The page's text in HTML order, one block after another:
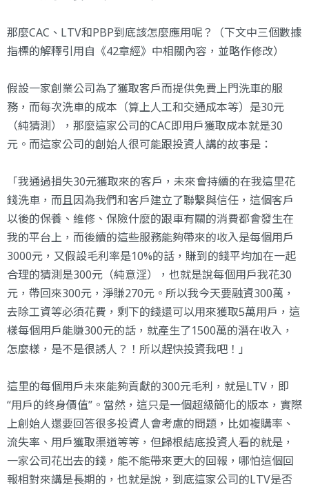
那麼CAC、LTV和PBP到底該怎麼應用呢？（下文中三個數據
指標的解釋引用自《42章經》中相關內容，並略作修改）
假設一家創業公司為了獲取客戶而提供免費上門洗車的服
務，而每次洗車的成本（算上人工和交通成本等）是30元
（純猜測），那麼這家公司的CAC即用戶獲取成本就是30
元。而這家公司的創始人很可能跟投資人講的故事是：
「我通過損失30元獲取來的客戶，未來會持續的在我這里花
錢洗車，而且因為我們和客戶建立了聯繫與信任，這個客戶
以後的保養、維修、保險什麼的跟車有關的消費都會發生在
我的平台上，而後續的這些服務能夠帶來的收入是每個用戶
3000元，又假設毛利率是10%的話，賺到的錢平均加在一起
合理的猜測是300元（純意淫），也就是說每個用戶我花30
元，帶回來300元，淨賺270元。所以我今天要融資300萬，
去除工資等必須花費，剩下的錢還可以用來獲取5萬用戶，這
樣每個用戶能賺300元的話，就產生了1500萬的潛在收入，
怎麼樣，是不是很誘人？！所以趕快投資我吧！」
這里的每個用戶未來能夠貢獻的300元毛利，就是LTV，即
“用戶的終身價值”。當然，這只是一個超級簡化的版本，實際
上創始人還要回答很多投資人會考慮的問題，比如複購率、
流失率、用戶獲取渠道等等，但歸根結底投資人看的就是，
一家公司花出去的錢，能不能帶來更大的回報，哪怕這個回
報相對來講是長期的，也就是說，到底這家公司的LTV是否